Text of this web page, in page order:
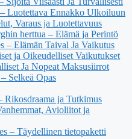
Luotettava Ennakko Ulkoiluun
Varaus ja Luotettavuus
herttua – Elämä ja Perintö
– Elämän Taival Ja Vaikutus
ja Oikeudelliset Vaikutukset
Ja Nopeat Maksusiirrot
Selkeä Opas
Rikosdraama ja Tutkimus
Avioliitot ja
– Täydellinen tietopaketti